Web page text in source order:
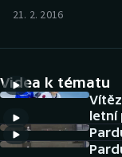
Cyklistika
DALŠÍ SPORTY
21. 2. 2016
Videa k tématu
letní